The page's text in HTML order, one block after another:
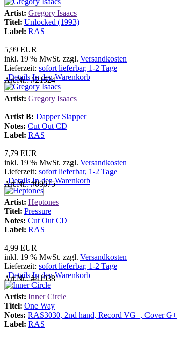
Artist: Gregory Isaacs
Titel: Unlocked (1993)
Label: RAS
5,99 EUR
inkl. 19 % MwSt. zzgl. Versandkosten
Lieferzeit: sofort lieferbar, 1-2 Tage
DetailsIn den Warenkorb
Art.Nr.: #21524
Artist: Gregory Isaacs
Artist B: Dapper Slapper
Notes: Cut Out CD
Label: RAS
7,79 EUR
inkl. 19 % MwSt. zzgl. Versandkosten
Lieferzeit: sofort lieferbar, 1-2 Tage
DetailsIn den Warenkorb
Art.Nr.: #09675
Artist: Heptones
Titel: Pressure
Notes: Cut Out CD
Label: RAS
4,99 EUR
inkl. 19 % MwSt. zzgl. Versandkosten
Lieferzeit: sofort lieferbar, 1-2 Tage
DetailsIn den Warenkorb
Art.Nr.: #41938
Artist: Inner Circle
Titel: One Way
Notes: RAS3030, 2nd hand, Record VG+, Cover G+
Label: RAS